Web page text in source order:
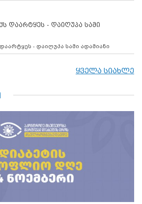
დაარტყეს - დაიღუპა სამი
- დაიღუპა სამი ადამიანი
ყველა სიახლე